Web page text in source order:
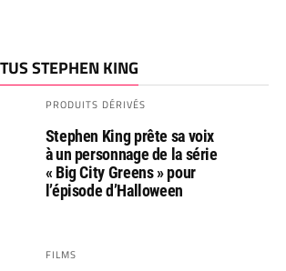
STEPHEN KING
PRODUITS DÉRIVÉS
Stephen King prête sa voix
à un personnage de la série
« Big City Greens » pour
l’épisode d’Halloween
FILMS